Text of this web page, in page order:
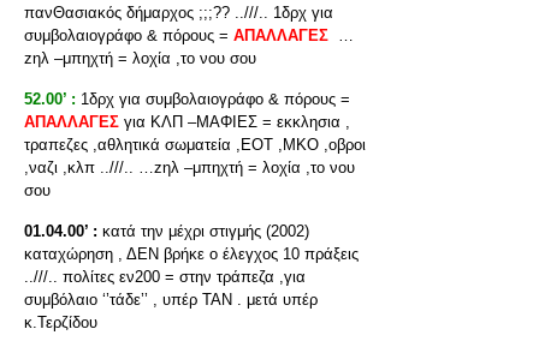
πανΘασιακός δήμαρχος ;;;?? ..///.. 1δρχ για
συμβολαιογράφο & πόρους = ΑΠΑΛΛΑΓΕΣ …
zηλ –μπηχτή = λοχία ,το νου σου
52.00’ : 1δρχ για συμβολαιογράφο & πόρους =
ΑΠΑΛΛΑΓΕΣ για ΚΛΠ –ΜΑΦΙΕΣ = εκκλησια ,
τραπεζες ,αθλητικά σωματεία ,ΕΟΤ ,ΜΚΟ ,οβροι
,ναζι ,κλπ ..///.. …zηλ –μπηχτή = λοχία ,το νου
σου
01.04.00’ : κατά την μέχρι στιγμής (2002)
καταχώρηση , ΔΕΝ βρήκε ο έλεγχος 10 πράξεις
..///.. πολίτες εν200 = στην τράπεζα ,για
συμβόλαιο ‘’τάδε’’ , υπέρ ΤΑΝ . μετά υπέρ
κ.Τερζίδου